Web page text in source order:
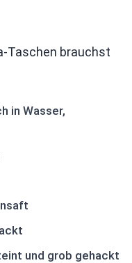
Taschen brauchst
in Wasser,
und grob gehackt